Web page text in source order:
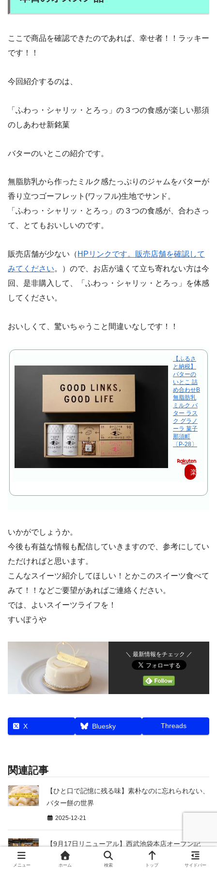
ここで商品を確認できたのであれば、幸せ者！！ラッキー
です！！
今回紹介するのは、
「ふわっ・シャリッ・とろっ」の３つの食感が楽しい那須
のしあわせ新銘菓
バターのいとこの紹介です。
無脂肪乳から作ったミルク感たっぷりのジャムをバターが
香り立つゴーフレット(ワッフル)生地でサンド。
「ふわっ・シャリッ・とろっ」の３つの食感が、合わさっ
て、とてもおいしいのです。
販売店舗が少ない（ HPリンクです。販売店舗を確認して
みてください。）ので、お店が遠くて立ち寄れない方は今
回、是非購入して、「ふわっ・シャリッ・とろっ」を体感
してください。
おいしくて、驚いちゃうこと間違いなしです！！
【ふるさ
と納税】
バターの
いとこ 詰
め合わせB
無脂肪乳
ミルク バ
ター ラス
ク グラノ
ーラ 菓子
那須町
〔P-28〕
楽
いかがでしょうか。
今後も有益な情報も配信していきますので、参考にしてい
ただければと思います。
こんなスイーツ紹介してほしい！とかこのスイーツ食べて
みて！！などご要望があればご連絡ください。
では、よいスイーツライフを！
すいぼうや
＼ 最新情報をチェック ／
X Bluesky Threads
関連記事
【ひと口で記憶に残る味】素朴なのに忘れられない、
バター餅の世界
2025-12-21
【9月17日リニューアル】西武池袋本店オープン記
念！限定スイーツ完全ガイド
メニュー ホーム 検索 トップ サイドバー